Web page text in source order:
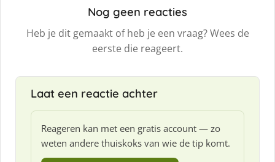
Nog geen reacties
Heb je dit gemaakt of heb je een vraag? Wees de
eerste die reageert.
Laat een reactie achter
Reageren kan met een gratis account — zo
weten andere thuiskoks van wie de tip komt.